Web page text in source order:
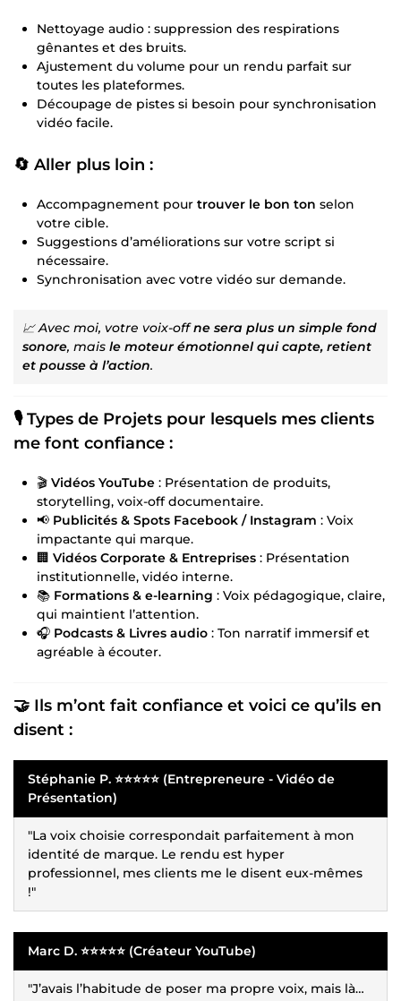
Nettoyage audio : suppression des respirations
gênantes et des bruits.
Ajustement du volume pour un rendu parfait sur
toutes les plateformes.
Découpage de pistes si besoin pour synchronisation
vidéo facile.
🔄 Aller plus loin :
Accompagnement pour trouver le bon ton selon
votre cible.
Suggestions d’améliorations sur votre script si
nécessaire.
Synchronisation avec votre vidéo sur demande.
📈 Avec moi, votre voix-offne sera plus un simple fond
sonore, mais le moteur émotionnel qui capte, retient
et pousse à l’action.
🎙️ Types de Projets pour lesquels mes clients
me font confiance :
🎬 Vidéos YouTube : Présentation de produits,
storytelling, voix-off documentaire.
📢 Publicités & Spots Facebook / Instagram : Voix
impactante qui marque.
🏢 Vidéos Corporate & Entreprises : Présentation
institutionnelle, vidéo interne.
📚 Formations & e-learning : Voix pédagogique, claire,
qui maintient l’attention.
🎧 Podcasts & Livres audio : Ton narratif immersif et
agréable à écouter.
🤝 Ils m’ont fait confiance et voici ce qu’ils en
disent :
Stéphanie P. ⭐⭐⭐⭐⭐ (Entrepreneure - Vidéo de
Présentation)
"La voix choisie correspondait parfaitement à mon
identité de marque. Le rendu est hyper
professionnel, mes clients me le disent eux-mêmes
!"
Marc D. ⭐⭐⭐⭐⭐ (Créateur YouTube)
"J’avais l’habitude de poser ma propre voix, mais là…